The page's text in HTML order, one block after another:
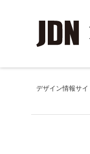
デザイン情報サイ